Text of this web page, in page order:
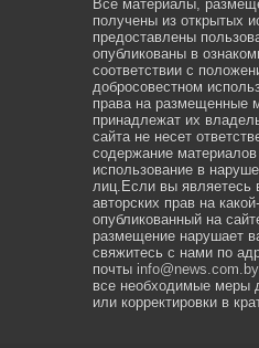
Все материалы,
получены из открытых
предоставлены
опубликованы в
соответствии с
добросовестном
права на размещенные
принадлежат их
сайта не несет
содержание
использование в
лиц.Если вы являетесь
авторских прав на
опубликованный на
размещение нарушает
свяжитесь с нами по
почты info@news.com.by
все необходимые меры
или корректировки в